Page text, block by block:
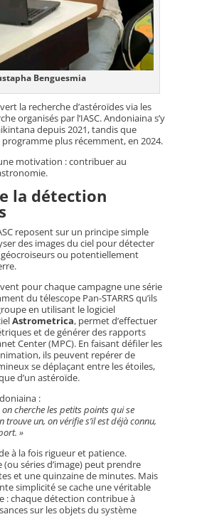
Benguesmia
la recherche d’astéroïdes via les
organisés par l’IASC. Andoniaina s’y
depuis 2021, tandis que
plus récemment, en 2024.
motivation : contribuer au
la détection
reposent sur un principe simple
des images du ciel pour détecter
ou potentiellement
pour chaque campagne une série
du télescope Pan-STARRS qu’ils
en utilisant le logiciel
Astrometrica, permet d’effectuer
et de générer des rapports
Center (MPC). En faisant défiler les
ils peuvent repérer de
se déplaçant entre les étoiles,
d’un astéroïde.
:
cherche les petits points qui se
trouve un, on vérifie s’il est déjà connu,
»
à la fois rigueur et patience.
(ou séries d’image) peut prendre
et une quinzaine de minutes. Mais
simplicité se cache une véritable
: chaque détection contribue à
sur les objets du système